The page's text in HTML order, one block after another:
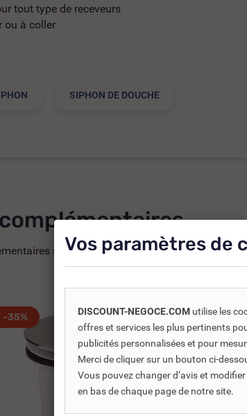
tout type de receveurs
ou à coller
SIPHON DE DOUCHE
sont généralement des produits
-35%
Vos paramètres de
DISCOUNT-NEGOCE.COM utilise les
offres et services les plus pertinents
publicités personnalisées et pour
Merci de cliquer sur un bouton ci-
Vous pouvez changer d’avis et
en bas de chaque page de notre site.